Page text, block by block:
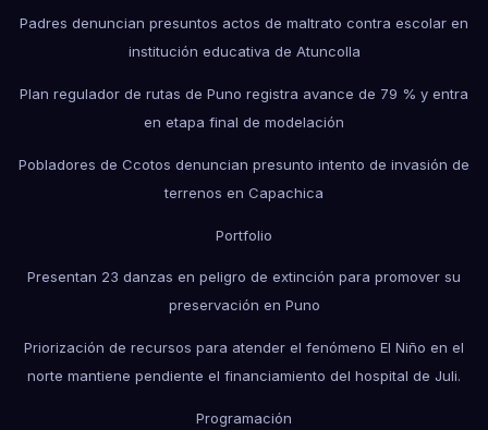
Padres denuncian presuntos actos de maltrato contra escolar en
institución educativa de Atuncolla
Plan regulador de rutas de Puno registra avance de 79 % y entra
en etapa final de modelación
Pobladores de Ccotos denuncian presunto intento de invasión de
terrenos en Capachica
Portfolio
Presentan 23 danzas en peligro de extinción para promover su
preservación en Puno
Priorización de recursos para atender el fenómeno El Niño en el
norte mantiene pendiente el financiamiento del hospital de Juli.
Programación